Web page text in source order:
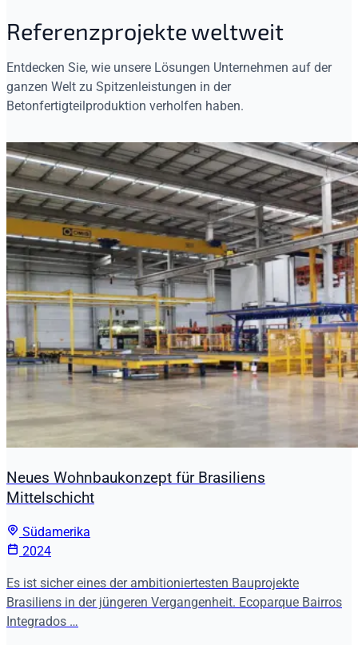
Referenzprojekte weltweit
Entdecken Sie, wie unsere Lösungen Unternehmen auf der
ganzen Welt zu Spitzenleistungen in der
Betonfertigteilproduktion verholfen haben.
Neues Wohnbaukonzept für Brasiliens
Mittelschicht
Südamerika
2024
Es ist sicher eines der ambitioniertesten Bauprojekte
Brasiliens in der jüngeren Vergangenheit. Ecoparque Bairros
Integrados …